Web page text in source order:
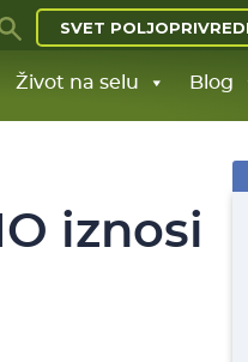
SVET
Život na selu Blog
iznosi